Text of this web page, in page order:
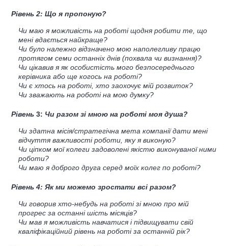
Рівень 2: Що я пропоную?
Чи маю я можливість на роботі щодня робити те, що
мені вдається найкраще?
Чи було належно відзначено мою наполегливу працю
протягом семи останніх днів (похвала чи визнання)?
Чи цікавив я як особистість мого безпосереднього
керівника або ще когось на роботі?
Чи є хтось на роботі, хто заохочує мій розвиток?
Чи зважають на роботі на мою думку?
Рівень 3: Чи разом зі мною на роботі моя душа?
Чи здатна місія/стратегічна мета компанії дати мені
відчуття важливості роботи, яку я виконую?
Чи ціпком мої колеги задоволені якістю виконуваної ними
роботи?
Чи маю я доброго друга серед моїх колег по роботі?
Рівень 4: Як ми можемо зростати всі разом?
Чи говорив хто-небудь на роботі зі мною про мій
прогрес за останні шість місяців?
Чи мав я можливість навчатися і підвищувати свій
кваліфікаційний рівень на роботі за останній рік?